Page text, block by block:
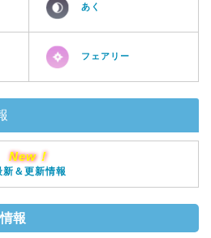
あく
フェアリー
New！
新＆更新情報
報